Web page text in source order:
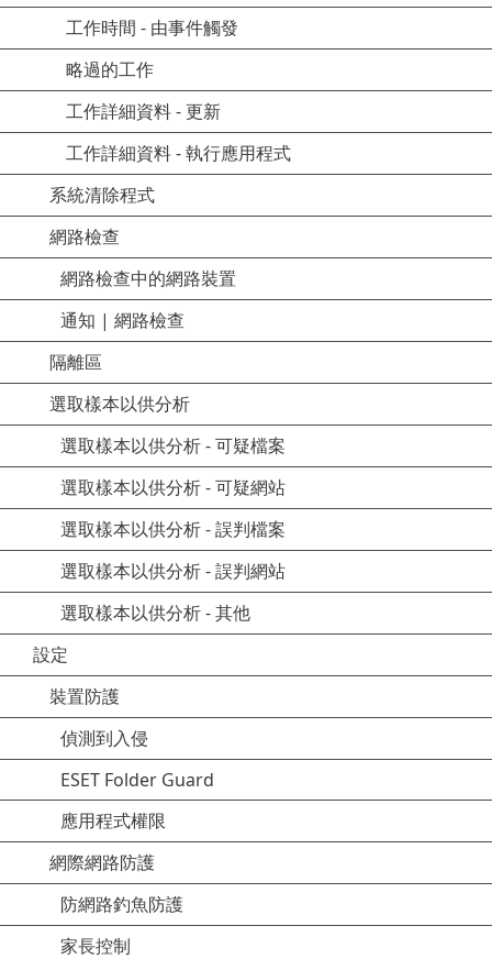
工作時間 - 由事件觸發
略過的工作
工作詳細資料 - 更新
工作詳細資料 - 執行應用程式
系統清除程式
網路檢查
網路檢查中的網路裝置
通知 | 網路檢查
隔離區
選取樣本以供分析
選取樣本以供分析 - 可疑檔案
選取樣本以供分析 - 可疑網站
選取樣本以供分析 - 誤判檔案
選取樣本以供分析 - 誤判網站
選取樣本以供分析 - 其他
設定
裝置防護
偵測到入侵
ESET Folder Guard
應用程式權限
網際網路防護
防網路釣魚防護
家長控制